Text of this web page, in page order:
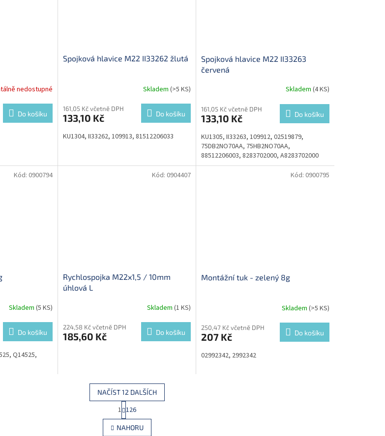
nedostupné
Do košíku
Spojková hlavice M22 II33262 žlutá
Skladem (>5 KS)
161,05 Kč včetně DPH
133,10 Kč Do košíku
KU1304, II33262, 109913, 81512206033
Spojková hlavice M22 II33263
červená
Skladem (4 KS)
161,05 Kč včetně DPH
133,10 Kč Do košíku
KU1305, II33263, 109912, 02519879,
75DB2NO70AA, 75HB2NO70AA,
88512206003, 8283702000, A8283702000
Skladem (5 KS)
Do košíku
Q14525,
Kód: 0900794
Rychlospojka M22x1,5 / 10mm
úhlová L
Skladem (1 KS)
224,58 Kč včetně DPH
185,60 Kč Do košíku
Kód: 0904407
Montážní tuk - zelený 8g
Skladem (>5 KS)
250,47 Kč včetně DPH
207 Kč Do košíku
02992342, 2992342
Kód: 0900795
O
v
l
NAČÍST 12 DALŠÍCH
t
r
á
1 126
NAHORU